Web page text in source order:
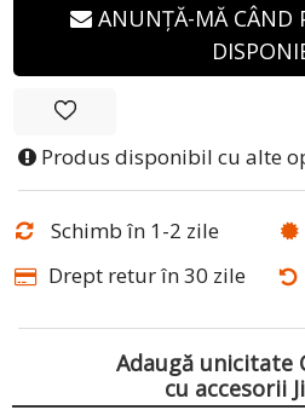
ANUNȚĂ-MĂ CÂND
Produs disponibil cu alte
Schimb în 1-2 zile
Drept retur în 30 zile
Adaugă unicitate
cu accesorii